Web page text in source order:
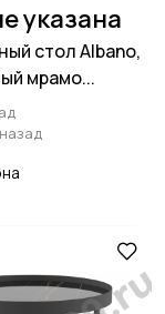
указана
стол Albano,
мрамо...